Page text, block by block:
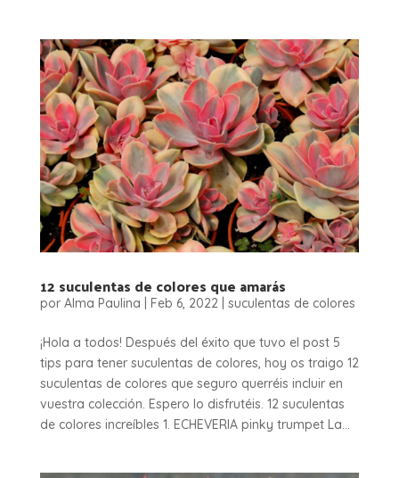
12 suculentas de colores que amarás
por Alma Paulina Feb 6, 2022| suculentas de colores
¡Hola a todos! Después del éxito que tuvo el post 5
tips para tener suculentas de colores, hoy os traigo 12
suculentas de colores que seguro querréis incluir en
vuestra colección. Espero lo disfrutéis. 12 suculentas
de colores increíbles 1. ECHEVERIA pinky trumpet La...